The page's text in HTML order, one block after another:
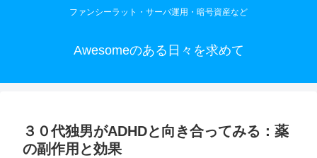
ファンシーラット・サーバ運用・暗号資産など
Awesomeのある日々を求めて
３０代独男がADHDと向き合ってみる：薬
の副作用と効果